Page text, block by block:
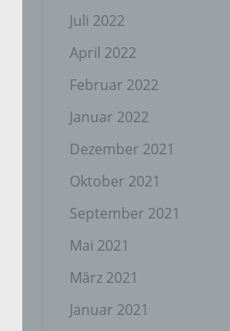
Juli 2022
April 2022
Februar 2022
Januar 2022
Dezember 2021
Oktober 2021
September 2021
Mai 2021
März 2021
Januar 2021